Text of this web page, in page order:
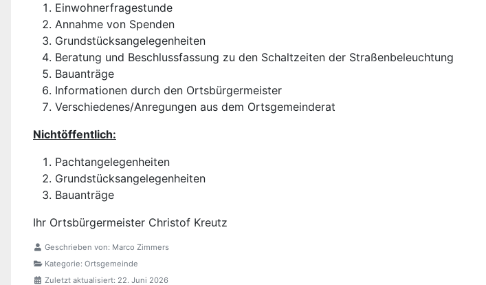
Einwohnerfragestunde
Annahme von Spenden
Grundstücksangelegenheiten
Beratung und Beschlussfassung zu den Schaltzeiten der Straßenbeleuchtung
Bauanträge
Informationen durch den Ortsbürgermeister
Verschiedenes/Anregungen aus dem Ortsgemeinderat
Nichtöffentlich:
Pachtangelegenheiten
Grundstücksangelegenheiten
Bauanträge
Ihr Ortsbürgermeister Christof Kreutz
Geschrieben von: Marco Zimmers
Kategorie: Ortsgemeinde
Zuletzt aktualisiert: 22. Juni 2026